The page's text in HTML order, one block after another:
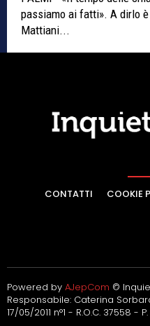
passiamo ai fatti». A dirlo
Mattiani...
CONTATTI COOKIE
Powered by AJepCom ©
Responsabile: Caterina
17/05/2011 n°1 - R.O.C. 37558 -